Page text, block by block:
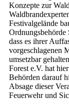
Konzepte zur
Festivalgelände
Ordnungsbehörde
dass es ihrer
vorgeschlagenen
umsetzbar
Forest e.V. hat
Behörden darauf
Absage dieser
Feuerwehr und